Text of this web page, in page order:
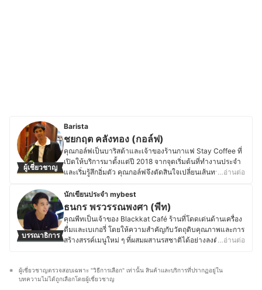
ผู้เชี่ยวชาญ
Barista
ชยกฤต คลังทอง (กอล์ฟ)
คุณกอล์ฟเป็นบาริสต้าและเจ้าของร้านกาแฟ Stay Coffee ที่
เปิดให้บริการมาตั้งแต่ปี 2018 จากจุดเริ่มต้นที่ทำงานประจำ
และเริ่มรู้สึกอิ่มตัว คุณกอล์ฟจึงตัดสินใจเปลี่ยนเส้นทางชีวิต
จริงจัง ทั้งการลองผิดลองถูก ศึกษาค้นคว้า และลงมือทำด้วย
ตัวเองเป็นเวลาหลายปี จนเปิดร้านกาแฟของตัวเองได้สำเร็จ
โดย Stay Coffee มีจุดเด่นในการคัดสรรเมล็ดกาแฟคุณภาพ
จากหลากหลายแหล่ง ทั้งกาแฟไทย กาแฟต่างประเทศ และ
กาแฟเกรดพิเศษ หมุนเวียนให้เลือกตลอดในราคาที่เข้าถึงได้
ง่าย นอกจากนี้ คุณกอล์ฟยังชื่นชอบการเปิดประสบการณ์ใหม่
แนวคิดดี ๆ มาปรับใช้ในการพัฒนาร้านตัวเอง รวมถึงมีโอกาส
แลกเปลี่ยนความรู้กับผู้คนในวงการกาแฟอยู่เสมอ เพราะเชื่อ
…อ่านต่อ
บรรณาธิการ
นักเขียนประจำ mybest
ธนกร พรวรรณพงศา (พีท)
คุณพีทเป็นเจ้าของ Blackkat Café ร้านที่โดดเด่นด้านเครื่อง
ดื่มและเบเกอรี่ โดยให้ความสำคัญกับวัตถุดิบคุณภาพและการ
สร้างสรรค์เมนูใหม่ ๆ ที่ผสมผสานรสชาติได้อย่างลงตัว ด้วย
ตกแต่งเมนูให้มีเอกลักษณ์ และพื้นฐานด้านการท่องเที่ยวและ
การโรงแรมจากมหาวิทยาลัยเนชั่น ยังส่งเสริมให้คุณพีทเข้าใจ
…อ่านต่อ
ผู้เชี่ยวชาญตรวจสอบเฉพาะ "วิธีการเลือก" เท่านั้น สินค้าและบริการที่ปรากฏอยู่ใน
บทความไม่ได้ถูกเลือกโดยผู้เชี่ยวชาญ